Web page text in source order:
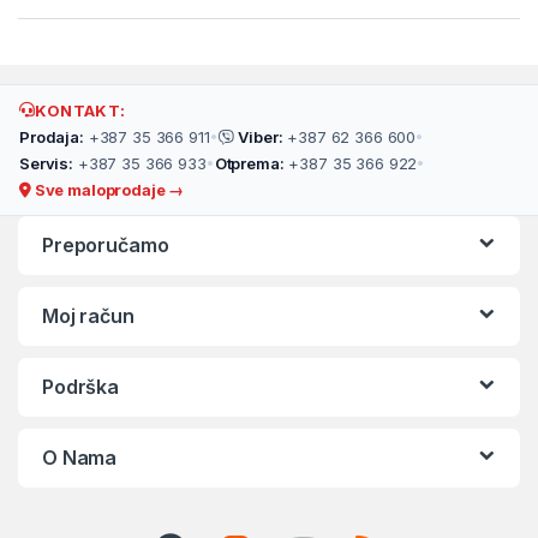
KONTAKT:
Prodaja: +387 35 366 911• Viber: +387 62 366 600•
Servis: +387 35 366 933• Otprema: +387 35 366 922•
Sve maloprodaje →
Preporučamo
Moj račun
Podrška
O Nama